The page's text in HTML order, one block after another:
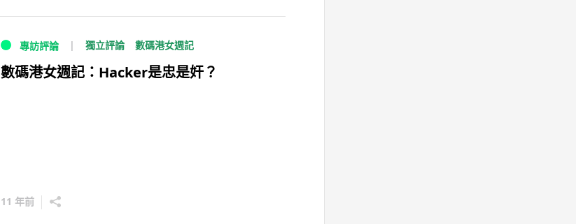
專訪評論 獨立評論 數碼港女週記
數碼港女週記：Hacker是忠是奸？
11 年前